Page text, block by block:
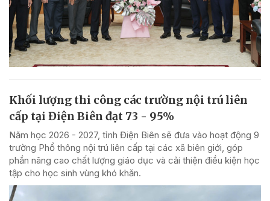
Khối lượng thi công các trường nội trú liên
cấp tại Điện Biên đạt 73 - 95%
Năm học 2026 - 2027, tỉnh Điện Biên sẽ đưa vào hoạt động 9
trường Phổ thông nội trú liên cấp tại các xã biên giới, góp
phần nâng cao chất lượng giáo dục và cải thiện điều kiện học
tập cho học sinh vùng khó khăn.